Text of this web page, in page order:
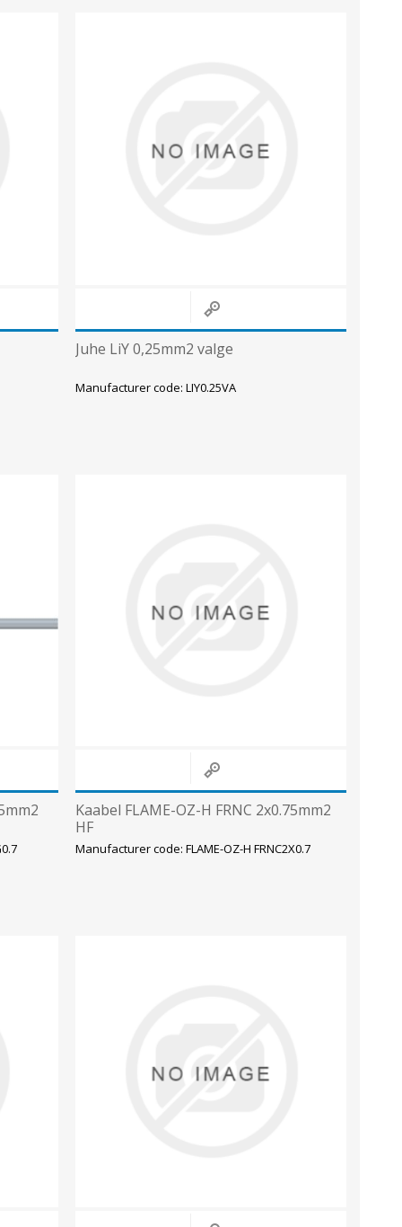
Juhe LiY 0,25mm2 valge
Manufacturer code: LIY0.25VA
Kaabel FLAME-OZ-H FRNC 2x0.75mm2
HF
Manufacturer code: FLAME-OZ-H FRNC2X0.7